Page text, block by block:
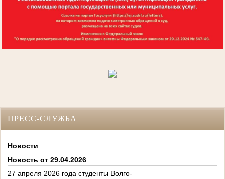
ПРЕСС-СЛУЖБА
Новости
Новость от 29.04.2026
27 апреля 2026 года студенты Волго-